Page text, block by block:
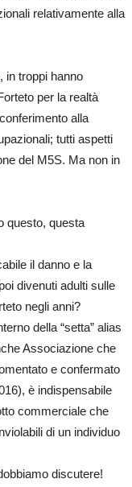
relativamente alla
in troppi hanno
per la realtà
alla
tutti aspetti
del M5S. Ma non in
questo, questa
il danno e la
divenuti adulti sulle
negli anni?
della “setta” alias
Associazione che
e confermato
è indispensabile
commerciale che
di un individuo
discutere!